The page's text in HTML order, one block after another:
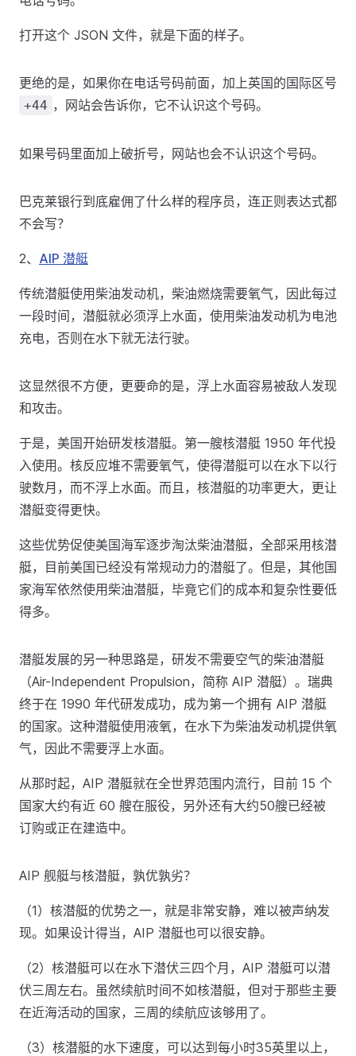
打开这个 JSON 文件，就是下面的样子。
更绝的是，如果你在电话号码前面，加上英国的国际区号
+44 ，网站会告诉你，它不认识这个号码。
如果号码里面加上破折号，网站也会不认识这个号码。
巴克莱银行到底雇佣了什么样的程序员，连正则表达式都
不会写？
2、 AIP 潜艇
传统潜艇使用柴油发动机，柴油燃烧需要氧气，因此每过
一段时间，潜艇就必须浮上水面，使用柴油发动机为电池
充电，否则在水下就无法行驶。
这显然很不方便，更要命的是，浮上水面容易被敌人发现
和攻击。
于是，美国开始研发核潜艇。第一艘核潜艇 1950 年代投
入使用。核反应堆不需要氧气，使得潜艇可以在水下以行
驶数月，而不浮上水面。而且，核潜艇的功率更大，更让
潜艇变得更快。
这些优势促使美国海军逐步淘汰柴油潜艇，全部采用核潜
艇，目前美国已经没有常规动力的潜艇了。但是，其他国
家海军依然使用柴油潜艇，毕竟它们的成本和复杂性要低
得多。
潜艇发展的另一种思路是，研发不需要空气的柴油潜艇
（Air-Independent Propulsion，简称 AIP 潜艇）。瑞典
终于在 1990 年代研发成功，成为第一个拥有 AIP 潜艇
的国家。这种潜艇使用液氧，在水下为柴油发动机提供氧
气，因此不需要浮上水面。
从那时起，AIP 潜艇就在全世界范围内流行，目前 15 个
国家大约有近 60 艘在服役，另外还有大约50艘已经被
订购或正在建造中。
AIP 舰艇与核潜艇，孰优孰劣？
（1）核潜艇的优势之一，就是非常安静，难以被声纳发
现。如果设计得当，AIP 潜艇也可以很安静。
（2）核潜艇可以在水下潜伏三四个月，AIP 潜艇可以潜
伏三周左右。虽然续航时间不如核潜艇，但对于那些主要
在近海活动的国家，三周的续航应该够用了。
（3）核潜艇的水下速度，可以达到每小时35英里以上，